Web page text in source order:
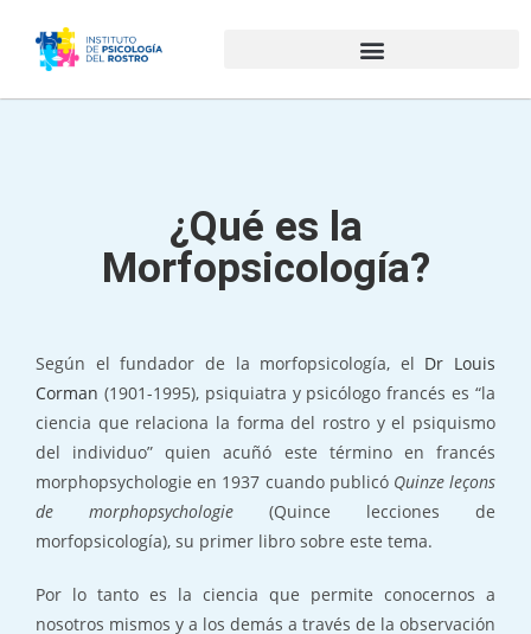
¿Qué es la
Morfopsicología?
Según el fundador de la morfopsicología, el Dr Louis
Corman (1901-1995), psiquiatra y psicólogo francés es “la
ciencia que relaciona la forma del rostro y el psiquismo
del individuo” quien acuñó este término en francés
morphopsychologie en 1937 cuando publicó Quinze leçons
de morphopsychologie (Quince lecciones de
morfopsicología), su primer libro sobre este tema.
Por lo tanto es la ciencia que permite conocernos a
nosotros mismos y a los demás a través de la observación